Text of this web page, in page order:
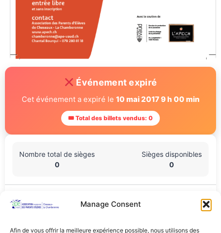
Manage Consent
Afin de vous offrir la meilleure expérience possible, nous utilisons des
Événement expiré
Cet événement a expiré le 10 mai 2017 9 h 00 min
🎟 Total des billets vendus: 0
Nombre total de sièges
0
Sièges disponibles
0